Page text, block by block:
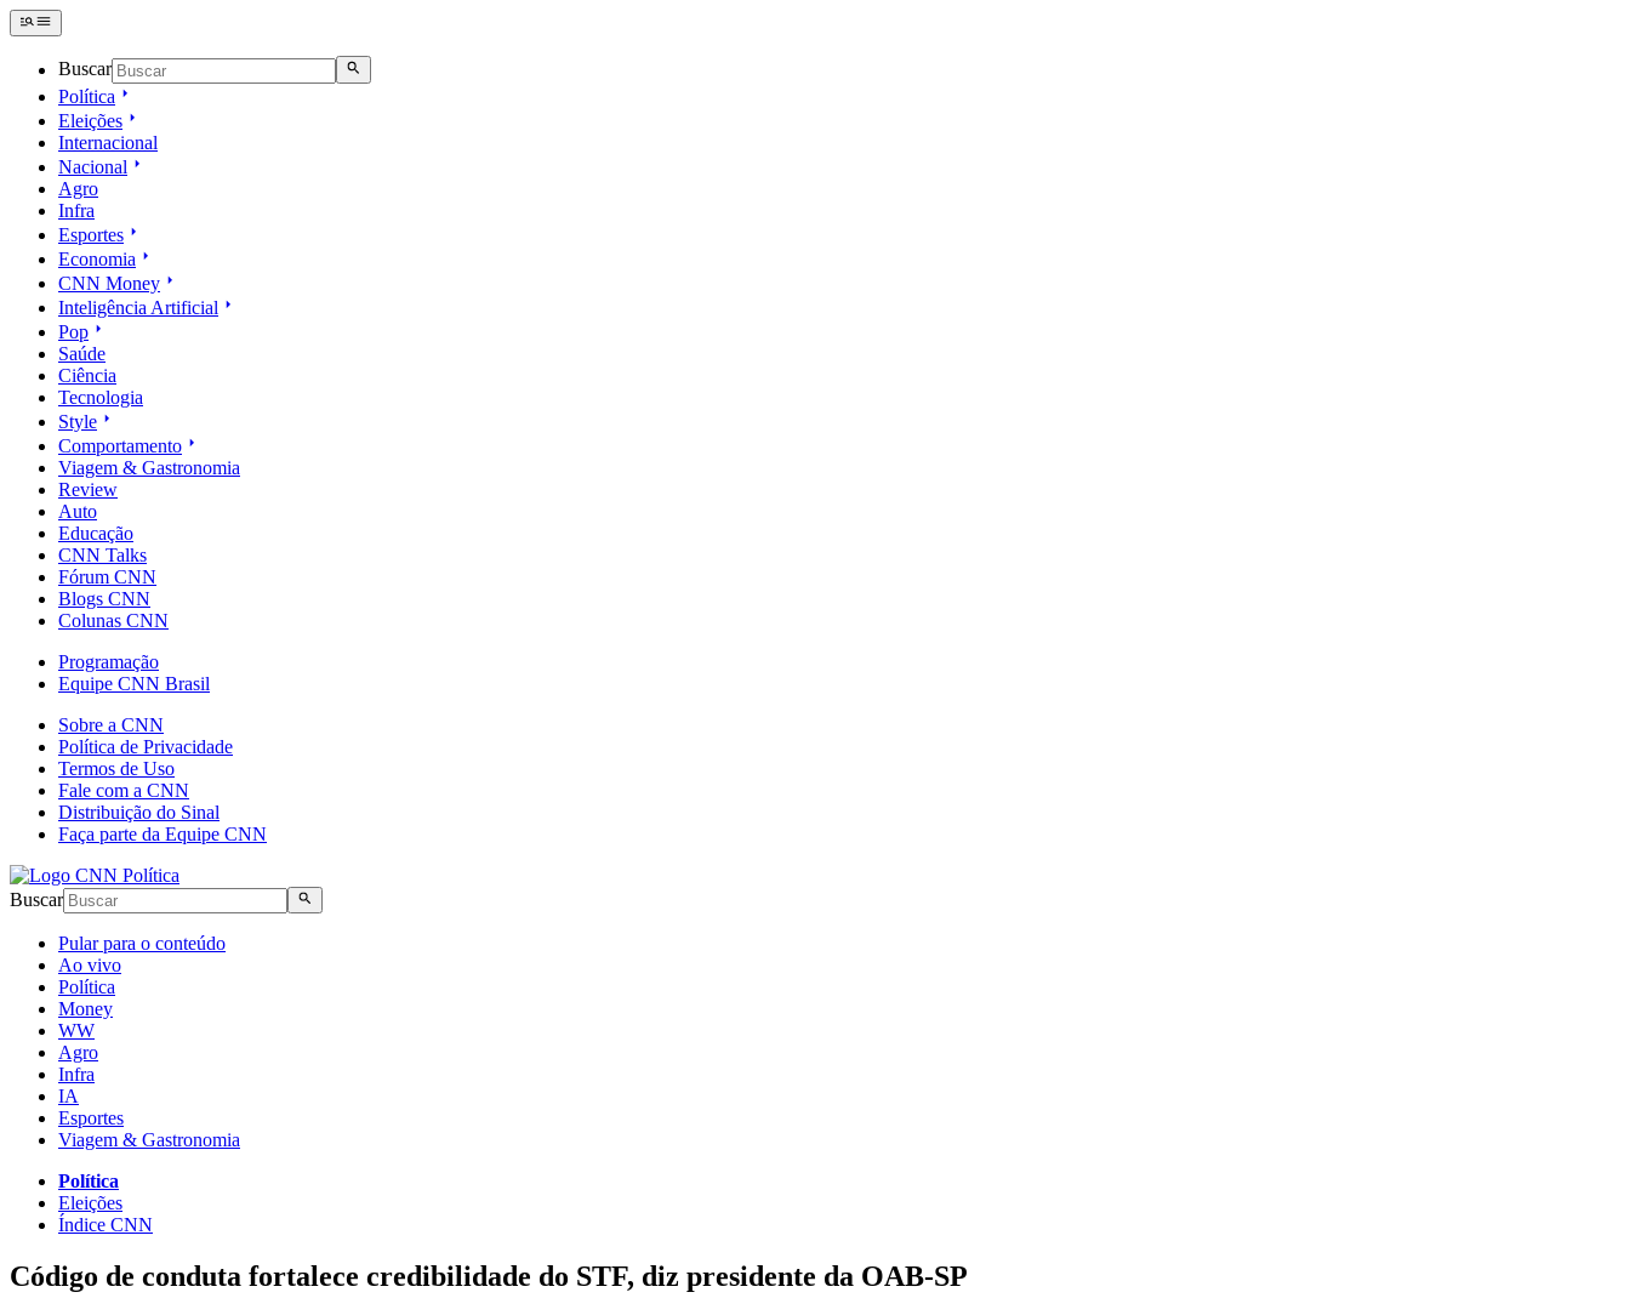
Buscar
Política
Eleições
Internacional
Nacional
Agro
Infra
Esportes
Economia
CNN Money
Inteligência Artificial
Pop
Saúde
Ciência
Tecnologia
Style
Comportamento
Viagem & Gastronomia
Review
Auto
Educação
CNN Talks
Fórum CNN
Blogs CNN
Colunas CNN
Programação
Equipe CNN Brasil
Sobre a CNN
Política de Privacidade
Termos de Uso
Fale com a CNN
Distribuição do Sinal
Faça parte da Equipe CNN
Buscar
Pular para o conteúdo
Ao vivo
Política
Money
WW
Agro
Infra
IA
Esportes
Viagem & Gastronomia
Política
Eleições
Índice CNN
Código de conduta fortalece credibilidade do STF, diz presidente da OAB-SP